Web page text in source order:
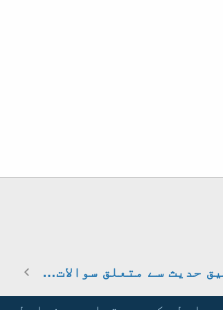
تحقیق حدیث سے متعلق سوالات وجوابات